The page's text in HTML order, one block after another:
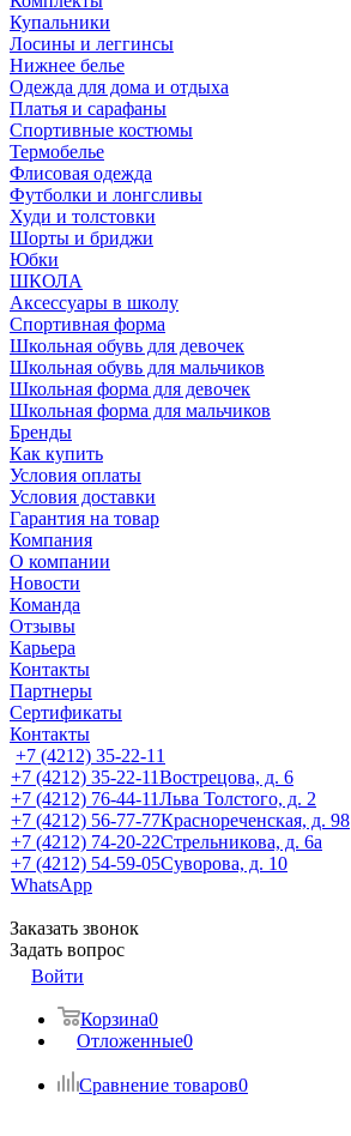
Купальники
Лосины и леггинсы
Нижнее белье
Одежда для дома и отдыха
Платья и сарафаны
Спортивные костюмы
Термобелье
Флисовая одежда
Футболки и лонгсливы
Худи и толстовки
Шорты и бриджи
Юбки
ШКОЛА
Аксессуары в школу
Спортивная форма
Школьная обувь для девочек
Школьная обувь для мальчиков
Школьная форма для девочек
Школьная форма для мальчиков
Бренды
Как купить
Условия оплаты
Условия доставки
Гарантия на товар
Компания
О компании
Новости
Команда
Отзывы
Карьера
Контакты
Партнеры
Сертификаты
Контакты
+7 (4212) 35-22-11
+7 (4212) 35-22-11Вострецова, д. 6
+7 (4212) 76-44-11Льва Толстого, д. 2
+7 (4212) 56-77-77Краснореченская, д. 98
+7 (4212) 74-20-22Стрельникова, д. 6а
+7 (4212) 54-59-05Суворова, д. 10
WhatsApp
Заказать звонок
Задать вопрос
Войти
Корзина0
Отложенные0
Сравнение товаров0